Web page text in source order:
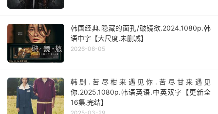
韩国经典.隐藏的面孔/破镜欲.2024.1080p.韩
语中字【大尺度.未删减】
2026-06-05
韩剧.苦尽柑来遇见你.苦尽甘来遇见
你.2025.1080p.韩语英语.中英双字【更新全
16集.完结】